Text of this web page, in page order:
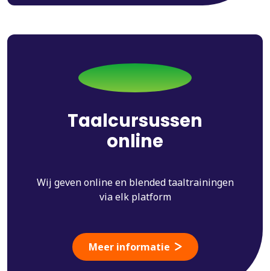
Taalcursussen
online
Wij geven online en blended taaltrainingen
via elk platform
Meer informatie